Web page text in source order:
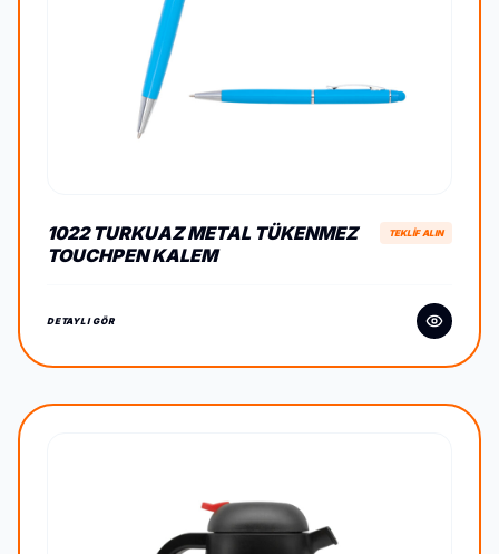
1022 TURKUAZ METAL TÜKENMEZ
TOUCHPEN KALEM
TEKLİF ALIN
DETAYLI GÖR